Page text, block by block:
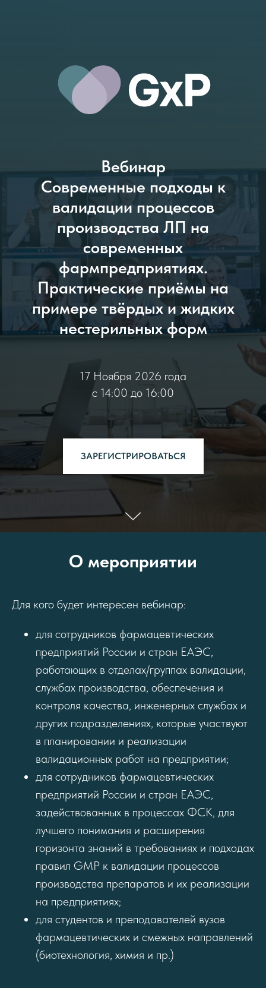
Вебинар
Современные подходы к
валидации процессов
производства ЛП на
современных
фармпредприятиях.
Практические приёмы на
примере твёрдых и жидких
нестерильных форм
17 Ноября 2026 года
c 14:00 до 16:00
ЗАРЕГИСТРИРОВАТЬСЯ
О мероприятии
Для кого будет интересен вебинар:
для сотрудников фармацевтических
предприятий России и стран ЕАЭС,
работающих в отделах/группах валидации,
службах производства, обеспечения и
контроля качества, инженерных службах и
других подразделениях, которые участвуют
в планировании и реализации
валидационных работ на предприятии;
для сотрудников фармацевтических
предприятий России и стран ЕАЭС,
задействованных в процессах ФСК, для
лучшего понимания и расширения
горизонта знаний в требованиях и подходах
правил GMP к валидации процессов
производства препаратов и их реализации
на предприятиях;
для студентов и преподавателей вузов
фармацевтических и смежных направлений
(биотехнология, химия и пр.)